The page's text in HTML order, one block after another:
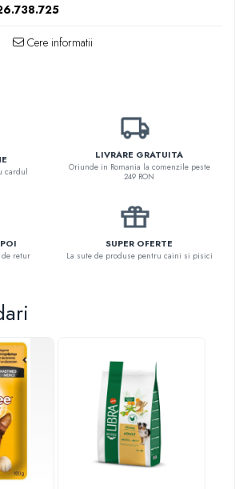
Cere informatii
cardul
LIVRARE GRATUITA
Oriunde in Romania la comenzile peste
249 RON
retur
SUPER OFERTE
La sute de produse pentru caini si pisici